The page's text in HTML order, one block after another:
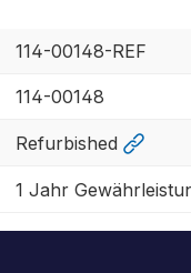
114-00148-REF
114-00148
Refurbished
1 Jahr